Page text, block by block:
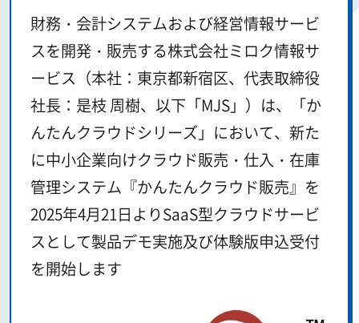
財務・会計システムおよび経営情報サービ
スを開発・販売する株式会社ミロク情報サ
ービス（本社：東京都新宿区、代表取締役
社長：是枝 周樹、以下「MJS」）は、「か
んたんクラウドシリーズ」において、新た
に中小企業向けクラウド販売・仕入・在庫
管理システム『かんたんクラウド販売』を
2025年4月21日よりSaaS型クラウドサービ
スとして製品デモ実施及び体験版申込受付
を開始します